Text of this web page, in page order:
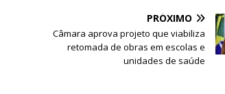
PRÓXIMO
Câmara aprova projeto que viabiliza
retomada de obras em escolas e
unidades de saúde